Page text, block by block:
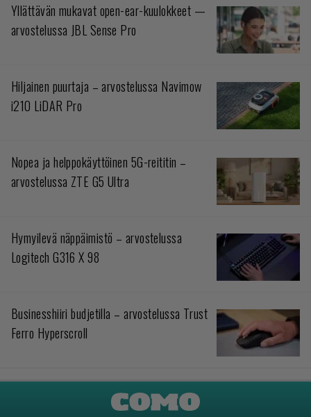
Yllättävän mukavat open-ear-kuulokkeet —
arvostelussa JBL Sense Pro
Hiljainen puurtaja – arvostelussa Navimow
i210 LiDAR Pro
Nopea ja helppokäyttöinen 5G-reititin –
arvostelussa ZTE G5 Ultra
Hymyilevä näppäimistö – arvostelussa
Logitech G316 X 98
Businesshiiri budjetilla – arvostelussa Trust
Ferro Hyperscroll